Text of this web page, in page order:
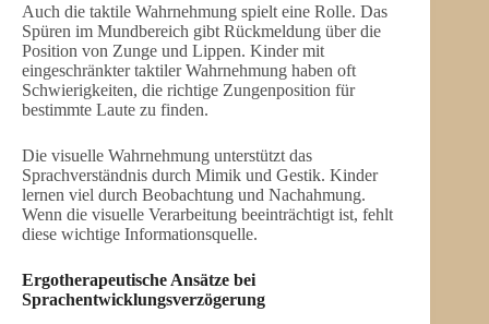
Auch die taktile Wahrnehmung spielt eine Rolle. Das
Spüren im Mundbereich gibt Rückmeldung über die
Position von Zunge und Lippen. Kinder mit
eingeschränkter taktiler Wahrnehmung haben oft
Schwierigkeiten, die richtige Zungenposition für
bestimmte Laute zu finden.
Die visuelle Wahrnehmung unterstützt das
Sprachverständnis durch Mimik und Gestik. Kinder
lernen viel durch Beobachtung und Nachahmung.
Wenn die visuelle Verarbeitung beeinträchtigt ist, fehlt
diese wichtige Informationsquelle.
Ergotherapeutische Ansätze bei
Sprachentwicklungsverzögerung